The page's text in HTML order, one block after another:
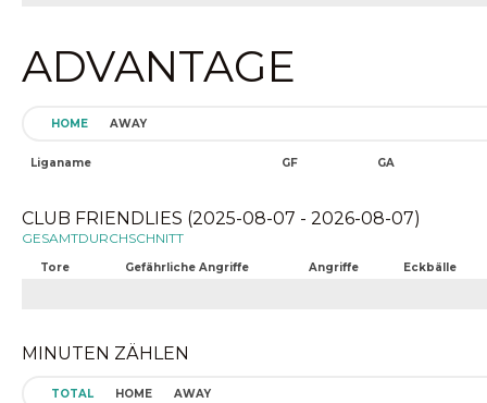
ADVANTAGE
HOME AWAY
Liganame GF GA
CLUB FRIENDLIES (2025-08-07 - 2026-08-07)
GESAMTDURCHSCHNITT
Tore Gefährliche Angriffe Angriffe Eckbälle
MINUTEN ZÄHLEN
TOTAL HOME AWAY